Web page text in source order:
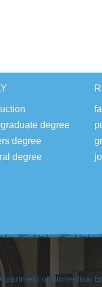
degree
degree
degree
of Biomedical